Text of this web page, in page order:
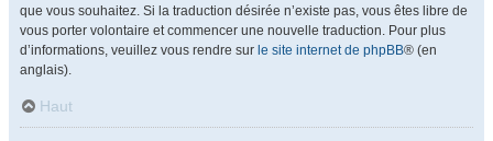
que vous souhaitez. Si la traduction désirée n’existe pas, vous êtes libre de
vous porter volontaire et commencer une nouvelle traduction. Pour plus
d’informations, veuillez vous rendre sur le site internet de phpBB® (en
anglais).
Haut